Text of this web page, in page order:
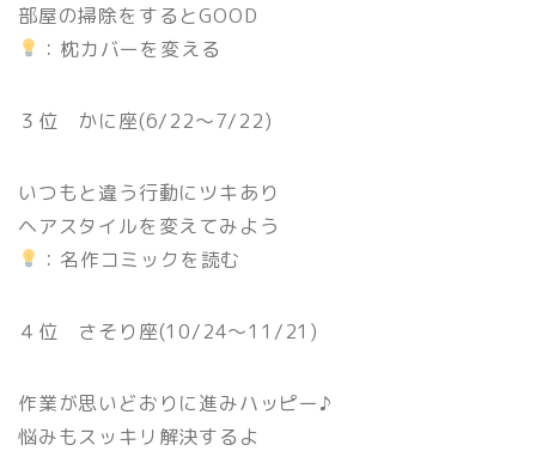
部屋の掃除をするとGOOD
：枕カバーを変える
３位 かに座(6/22〜7/22)
いつもと違う行動にツキあり
ヘアスタイルを変えてみよう
：名作コミックを読む
４位 さそり座(10/24〜11/21)
作業が思いどおりに進みハッピー♪
悩みもスッキリ解決するよ